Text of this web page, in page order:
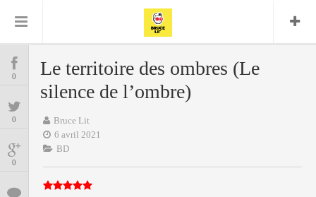
COMICS
MANGAS
BD
ENCYCLOPEGEEK
0
0
0
Le territoire des ombres (Le
silence de l’ombre)
Bruce Lit
6 avril 2021
BD
Comics
Daredevil DC
Delcourt
Encyclopegeek Figure
Replay
Glénat Graphic Novel
Independants
Nguyen
Marvel Mattie boy